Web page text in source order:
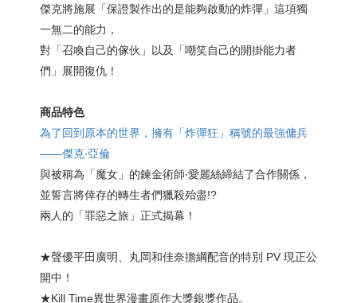
傑克將施展「保證製作出的是能夠啟動的炸彈」這項獨
一無二的能力，
對「召喚自己的傢伙」以及「嘲笑自己的開掛能力者
們」展開復仇！
商品特色
為了回到原本的世界，擁有「炸彈狂」稱號的最強傭兵
——傑克‧亞倫
與被稱為「魔女」的鍊金術師‧愛麗絲締結了合作關係，
並誓言將倖存的轉生者們獵殺殆盡!?
兩人的「罪惡之旅」正式揭幕！
★聲優平田廣明、丸岡和佳奈擔綱配音的特別 PV 現正公
開中！
★Kill Time異世界漫畫原作大獎銀獎作品。